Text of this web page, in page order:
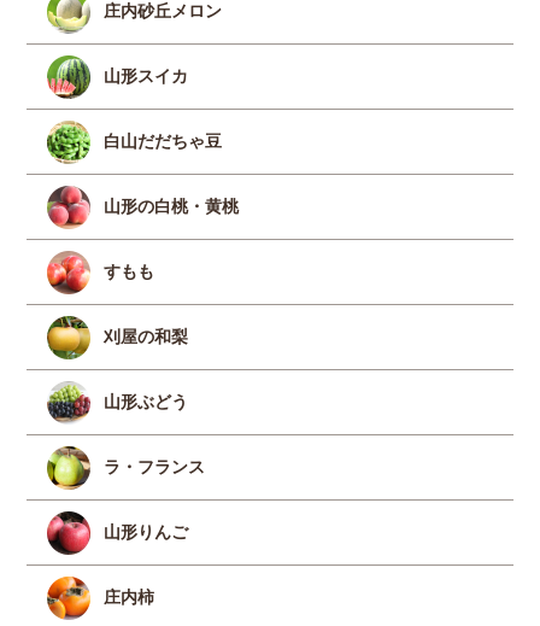
庄内砂丘メロン
山形スイカ
白山だだちゃ豆
山形の白桃・黄桃
すもも
刈屋の和梨
山形ぶどう
ラ・フランス
山形りんご
庄内柿